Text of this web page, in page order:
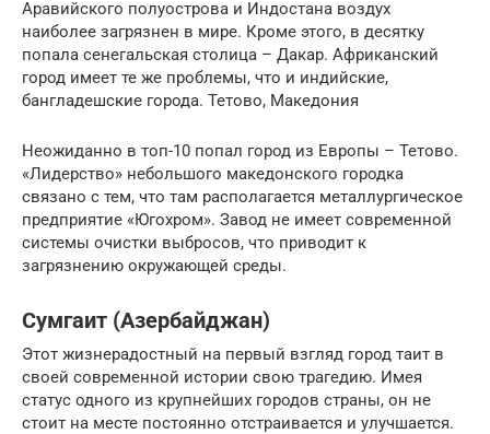
Аравийского полуострова и Индостана воздух
наиболее загрязнен в мире. Кроме этого, в десятку
попала сенегальская столица – Дакар. Африканский
город имеет те же проблемы, что и индийские,
бангладешские города. Тетово, Македония
Неожиданно в топ-10 попал город из Европы – Тетово.
«Лидерство» небольшого македонского городка
связано с тем, что там располагается металлургическое
предприятие «Югохром». Завод не имеет современной
системы очистки выбросов, что приводит к
загрязнению окружающей среды.
Сумгаит (Азербайджан)
Этот жизнерадостный на первый взгляд город таит в
своей современной истории свою трагедию. Имея
статус одного из крупнейших городов страны, он не
стоит на месте постоянно отстраивается и улучшается.